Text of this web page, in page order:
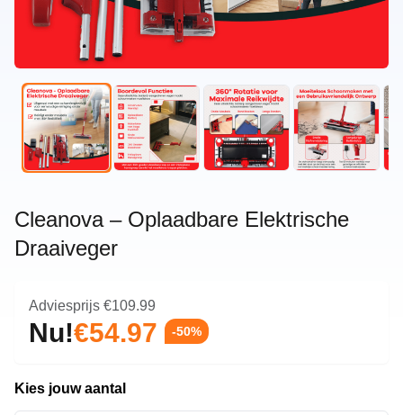
Cleanova – Oplaadbare Elektrische
Draaiveger
Adviesprijs €109.99
Nu!€54.97 -50%
Kies jouw aantal